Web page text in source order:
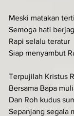
Meski matakan
Semoga hati
Rapi selalu teratur
Siap menyambut
Terpujilah Kristus
Bersama Bapa
Dan Roh kudus
Sepanjang segala